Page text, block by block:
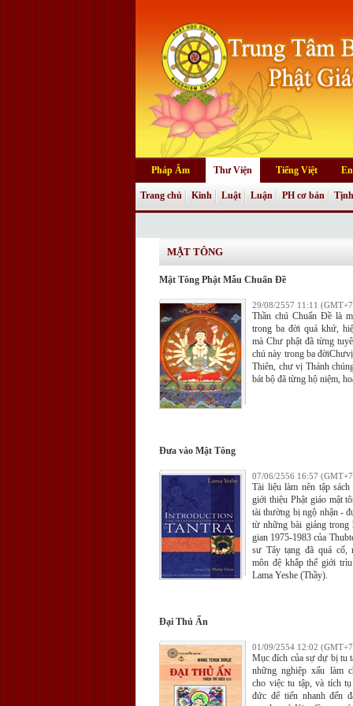
Pháp Âm Thư Viện Tiếng Việt
Trang chủ Kinh Luật Luận PH cơ bản
MẬT TÔNG
Mật Tông Phật Mẫu Chuẩn Đề
29/08/2557 11:11
Thần chú Chuẩn Đề là
trong ba đời quá khứ,
mà Chư phật đã từng
chú này trong ba
Thiên, chư vị Thánh
bát bộ đã từng hộ niệm,
Đưa vào Mật Tông
07/06/2556 16:57
Tài liệu làm nên tập
giới thiệu Phật giáo mật
tài thường bị ngộ nhận -
từ những bài giảng trong
gian 1975-1983 của
sư Tây tạng đã quá cố,
môn đệ khắp thế giới
Lama Yeshe (Thầy).
Đại Thủ Ấn
01/09/2554 12:02
Mục đích của sự dự bị tu
những nghiệp xấu làm
cho việc tu tập, và tích
đức để tiến nhanh đến